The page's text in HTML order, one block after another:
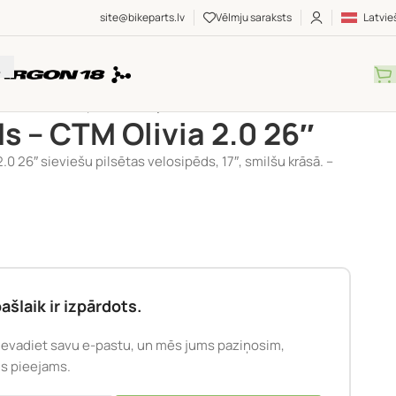
site@bikeparts.lv Vēlmju saraksts
– CTM Olivia 2.0 26″
26″ sieviešu pilsētas velosipēds, 17″, smilšu krāsā. –
ir izpārdots.
savu e-pastu, un mēs jums paziņosim,
pieejams.